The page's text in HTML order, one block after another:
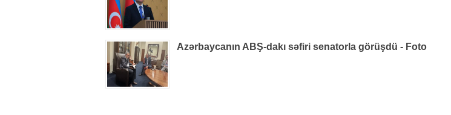
Azərbaycanın ABŞ-dakı səfiri senatorla görüşdü - Foto